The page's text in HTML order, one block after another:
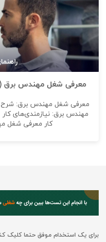
معرفی شغل مهندس برق
معرفی شغل مهندس برق:
مهندس برق: نیازمندی‌های
کار معرفی شغل
برای یک استخدام موفق حتما کلیک